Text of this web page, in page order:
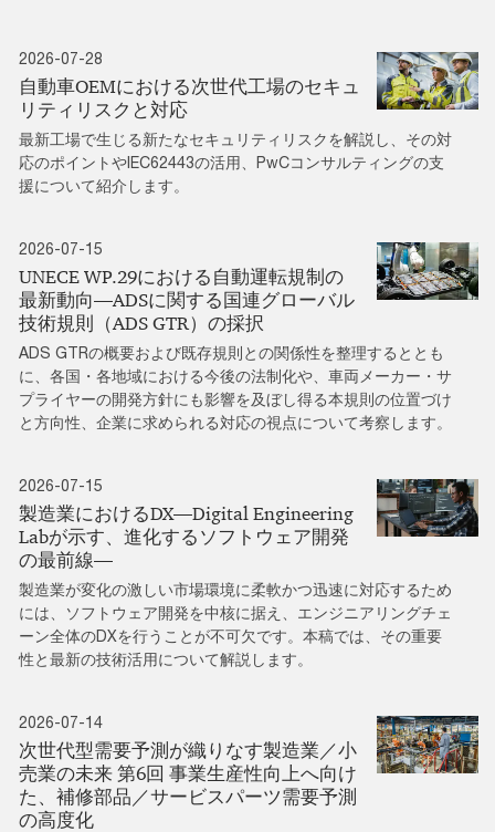
2026-07-28
自動車OEMにおける次世代工場のセキュ
リティリスクと対応
最新工場で生じる新たなセキュリティリスクを解説し、その対
応のポイントやIEC62443の活用、PwCコンサルティングの支
援について紹介します。
2026-07-15
UNECE WP.29における自動運転規制の
最新動向―ADSに関する国連グローバル
技術規則（ADS GTR）の採択
ADS GTRの概要および既存規則との関係性を整理するととも
に、各国・各地域における今後の法制化や、車両メーカー・サ
プライヤーの開発方針にも影響を及ぼし得る本規則の位置づけ
と方向性、企業に求められる対応の視点について考察します。
2026-07-15
製造業におけるDX―Digital Engineering
Labが示す、進化するソフトウェア開発
の最前線―
製造業が変化の激しい市場環境に柔軟かつ迅速に対応するため
には、ソフトウェア開発を中核に据え、エンジニアリングチェ
ーン全体のDXを行うことが不可欠です。本稿では、その重要
性と最新の技術活用について解説します。
2026-07-14
次世代型需要予測が織りなす製造業／小
売業の未来 第6回 事業生産性向上へ向け
た、補修部品／サービスパーツ需要予測
の高度化